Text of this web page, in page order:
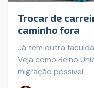
Trocar de
caminho fora
Já tem outra
Veja como Reino
migração possível.